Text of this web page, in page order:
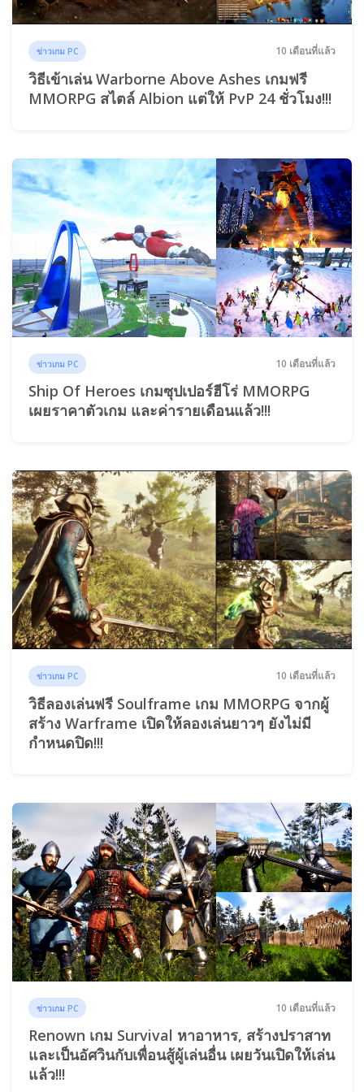
ข่าวเกม PC 10 เดือนที่แล้ว
วิธีเข้าเล่น Warborne Above Ashes เกมฟรี
MMORPG สไตล์ Albion แต่ให้ PvP 24 ชั่วโมง!!!
ข่าวเกม PC 10 เดือนที่แล้ว
Ship Of Heroes เกมซุปเปอร์ฮีโร่ MMORPG
เผยราคาตัวเกม และค่ารายเดือนแล้ว!!!
ข่าวเกม PC 10 เดือนที่แล้ว
วิธีลองเล่นฟรี Soulframe เกม MMORPG จากผู้
สร้าง Warframe เปิดให้ลองเล่นยาวๆ ยังไม่มี
กำหนดปิด!!!
ข่าวเกม PC 10 เดือนที่แล้ว
Renown เกม Survival หาอาหาร, สร้างปราสาท
และเป็นอัศวินกับเพื่อนสู้ผู้เล่นอื่น เผยวันเปิดให้เล่น
แล้ว!!!